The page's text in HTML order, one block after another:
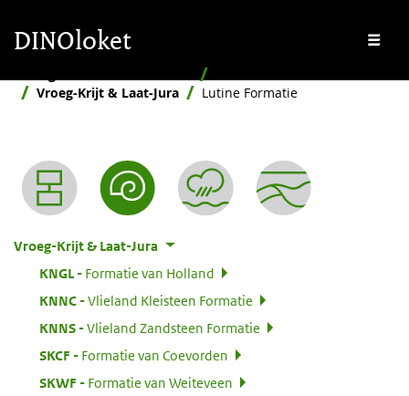
DINOloket
Vroeg-Krijt & Laat-Jura
Lutine Formatie
Nomenclator menu
Vroeg-Krijt & Laat-Jura
KNGL
Formatie van Holland
KNNC:
Vlieland Kleisteen Formatie
KNNS:
Vlieland Zandsteen Formatie
SKCF
Formatie van Coevorden
SKWF
Formatie van Weiteveen